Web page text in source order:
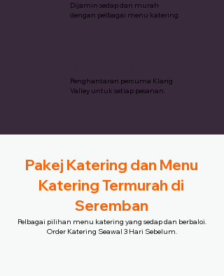
Dijamin sedap dan murah
dengan pelbagai menu katering.
Penghantaran percuma Klang
Valley untuk setiap pesanan.
Pakej Katering dan Menu
Katering Termurah di
Seremban
Pelbagai pilihan menu katering yang sedap dan berbaloi.
Order Katering Seawal 3 Hari Sebelum.